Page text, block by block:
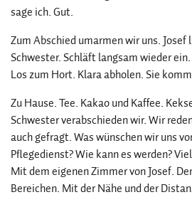
sage ich. Gut.
Zum Abschied umarmen wir uns.
Schwester. Schläft langsam wieder
Los zum Hort. Klara abholen. Sie
Zu Hause. Tee. Kakao und Kaffee.
Schwester verabschieden wir. Wir
auch gefragt. Was wünschen wir uns
Pflegedienst? Wie kann es werden?
Mit dem eigenen Zimmer von Josef.
Bereichen. Mit der Nähe und der